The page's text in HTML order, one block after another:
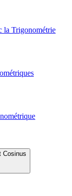
la Trigonométrie
Cosinus